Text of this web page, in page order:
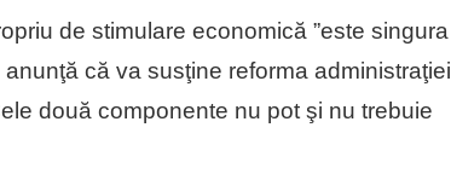
de stimulare economică ”este singura
că va susţine reforma administraţiei
două componente nu pot şi nu trebuie